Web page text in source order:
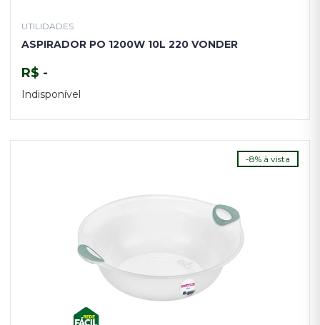
UTILIDADES
ASPIRADOR PO 1200W 10L 220 VONDER
R$ -
Indisponível
-8% à vista